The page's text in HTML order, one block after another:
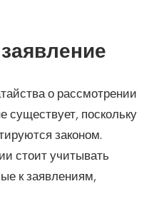
о рассмотрении
существует, поскольку
законом.
стоит учитывать
к заявлениям,